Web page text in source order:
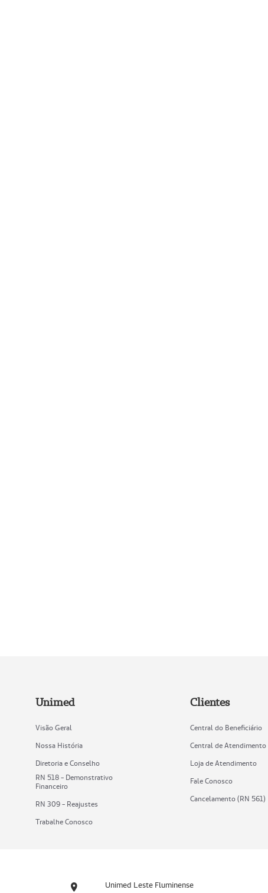
Unimed
Visão Geral
Nossa História
Diretoria e Conselho
RN 518 - Demonstrativo
Financeiro
RN 309 - Reajustes
Trabalhe Conosco
Clientes
Central do Beneficiário
Central de Atendimento
Loja de Atendimento
Fale Conosco
Cancelamento (RN 561)
Unimed Leste Fluminense